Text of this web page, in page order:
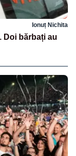
Ionuț Nichita
Doi bărbați au